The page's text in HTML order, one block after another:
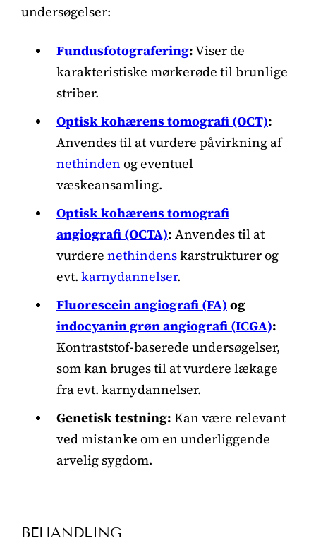
undersøgelser:
Fundusfotografering:Viser de
karakteristiske mørkerøde til brunlige
striber.
Optisk kohærens tomografi (OCT):
Anvendes til at vurdere påvirkning af
nethinden og eventuel
væskeansamling.
Optisk kohærens tomografi
angiografi (OCTA): Anvendes til at
vurdere nethindenskarstrukturer og
evt. karnydannelser.
Fluorescein angiografi (FA) og
indocyanin grøn angiografi (ICGA):
Kontraststof-baserede undersøgelser,
som kan bruges til at vurdere lækage
fra evt. karnydannelser.
Genetisk testning: Kan være relevant
ved mistanke om en underliggende
arvelig sygdom.
BEHANDLING